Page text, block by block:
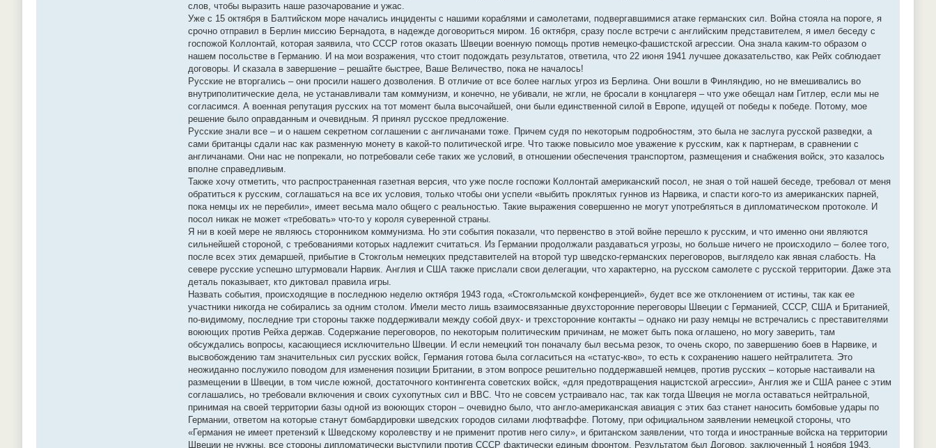
слов, чтобы выразить наше разочарование и ужас.
Уже с 15 октября в Балтийском море начались инциденты с нашими кораблями и самолетами, подвергавшимися атаке германских сил. Война стояла на пороге, я
срочно отправил в Берлин миссию Бернадота, в надежде договориться миром. 16 октября, сразу после встречи с английским представителем, я имел беседу с
госпожой Коллонтай, которая заявила, что СССР готов оказать Швеции военную помощь против немецко-фашистской агрессии. Она знала каким-то образом о
нашем посольстве в Германию. И на мои возражения, что стоит подождать результатов, ответила, что 22 июня 1941 лучшее доказательство, как Рейх соблюдает
договоры. И сказала в завершение – решайте быстрее, Ваше Величество, пока не началось!
Русские не вторгались – они просили нашего дозволения. В отличие от все более наглых угроз из Берлина. Они вошли в Финляндию, но не вмешивались во
внутриполитические дела, не устанавливали там коммунизм, и конечно, не убивали, не жгли, не бросали в концлагеря – что уже обещал нам Гитлер, если мы не
согласимся. А военная репутация русских на тот момент была высочайшей, они были единственной силой в Европе, идущей от победы к победе. Потому, мое
решение было оправданным и очевидным. Я принял русское предложение.
Русские знали все – и о нашем секретном соглашении с англичанами тоже. Причем судя по некоторым подробностям, это была не заслуга русской разведки, а
сами британцы сдали нас как разменную монету в какой-то политической игре. Что также повысило мое уважение к русским, как к партнерам, в сравнении с
англичанами. Они нас не попрекали, но потребовали себе таких же условий, в отношении обеспечения транспортом, размещения и снабжения войск, это казалось
вполне справедливым.
Также хочу отметить, что распространенная газетная версия, что уже после госпожи Коллонтай американский посол, не зная о той нашей беседе, требовал от меня
обратиться к русским, соглашаться на все их условия, только чтобы они успели «выбить проклятых гуннов из Нарвика, и спасти кого-то из американских парней,
пока немцы их не перебили», имеет весьма мало общего с реальностью. Такие выражения совершенно не могут употребляться в дипломатическом протоколе. И
посол никак не может «требовать» что-то у короля суверенной страны.
Я ни в коей мере не являюсь сторонником коммунизма. Но эти события показали, что первенство в этой войне перешло к русским, и что именно они являются
сильнейшей стороной, с требованиями которых надлежит считаться. Из Германии продолжали раздаваться угрозы, но больше ничего не происходило – более того,
после всех этих демаршей, прибытие в Стокгольм немецких представителей на второй тур шведско-германских переговоров, выглядело как явная слабость. На
севере русские успешно штурмовали Нарвик. Англия и США также прислали свои делегации, что характерно, на русском самолете с русской территории. Даже эта
деталь показывает, кто диктовал правила игры.
Назвать события, происходящие в последнюю неделю октября 1943 года, «Стокгольмской конференцией», будет все же отклонением от истины, так как ее
участники никогда не собирались за одним столом. Имели место лишь взаимосвязанные двухсторонние переговоры Швеции с Германией, СССР, США и Британией,
по-видимому, последние три стороны также поддерживали между собой двух- и трехсторонние контакты – однако ни разу немцы не встречались с преставителями
воюющих против Рейха держав. Содержание переговоров, по некоторым политическим причинам, не может быть пока оглашено, но могу заверить, там
обсуждались вопросы, касающиеся исключительно Швеции. И если немецкий тон поначалу был весьма резок, то очень скоро, по завершению боев в Нарвике, и
высвобождению там значительных сил русских войск, Германия готова была согласиться на «статус-кво», то есть к сохранению нашего нейтралитета. Это
неожиданно послужило поводом для изменения позиции Британии, в этом вопросе решительно поддержавшей немцев, против русских – которые настаивали на
размещении в Швеции, в том числе южной, достаточного контингента советских войск, «для предотвращения нацистской агрессии», Англия же и США ранее с этим
соглашались, но требовали включения и своих сухопутных сил и ВВС. Что не совсем устраивало нас, так как тогда Швеция не могла оставаться нейтральной,
принимая на своей территории базы одной из воюющих сторон – очевидно было, что англо-американская авиация с этих баз станет наносить бомбовые удары по
Германии, ответом на которые станут бомбардировки шведских городов силами люфтваффе. Потому, при официальном заявлении немецкой стороны, что
«Германия не имеет претензий к Шведскому королевству и не применит против него силу», и британском заявлении, что тогда и иностранные войска на территории
Швеции не нужны, все стороны дипломатически выступили против СССР фактически единым фронтом. Результатом был Договор, заключенный 1 ноября 1943,